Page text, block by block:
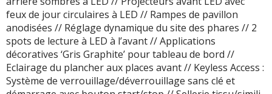
feux de jour circulaires à LED // Rampes de pavillon
anodisées // Réglage dynamique du site des phares // 2
spots de lecture à LED à l’avant // Applications
décoratives ‘Gris Graphite’ pour tableau de bord //
Eclairage du plancher aux places avant // Keyless Access :
Système de verrouillage/déverrouillage sans clé et